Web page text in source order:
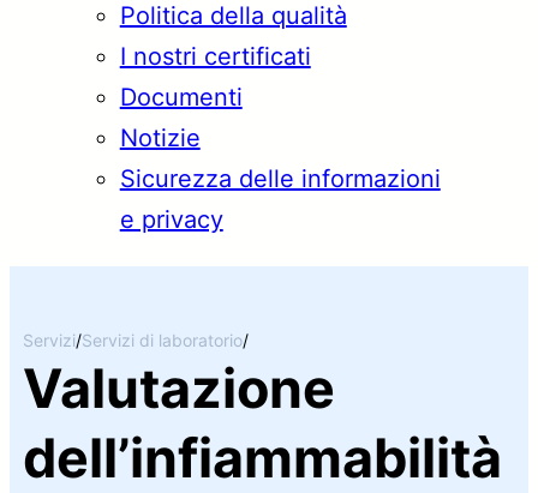
Politica della qualità
I nostri certificati
Documenti
Notizie
Sicurezza delle informazioni
e privacy
Servizi/Servizi di laboratorio/
Valutazione
dell’infiammabilità